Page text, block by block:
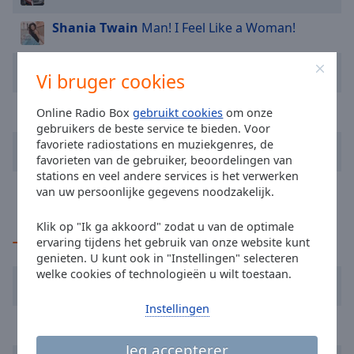
Vi bruger cookies
Online Radio Boxgebruikt cookies om onze
gebruikers de beste service te bieden. Voor
favoriete radiostations en muziekgenres, de
favorieten van de gebruiker, beoordelingen van
stations en veel andere services is het verwerken
van uw persoonlijke gegevens noodzakelijk.
Klik op "Ik ga akkoord" zodat u van de optimale
ervaring tijdens het gebruik van onze website kunt
genieten. U kunt ook in "Instellingen" selecteren
welke cookies of technologieën u wilt toestaan.
Jeg accepterer
Instellingen
Area
Background
Color
Opacity
Shania Twain Man! I Feel Like a Woman!
Shania TwainYou're Still the One
Inner CircleSweat (A La La La La Long)
Shania TwainThat Don't Impress Me Much
TOP artiesten
Bob Marley